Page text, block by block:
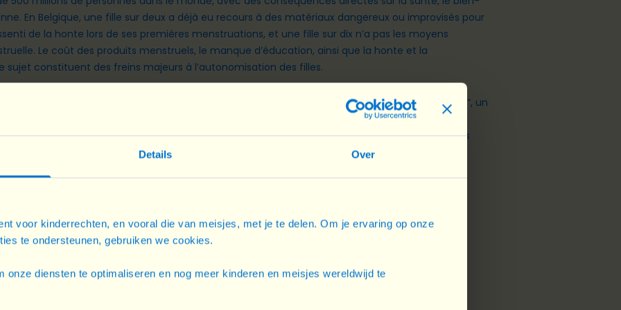
Details Over
voor kinderrechten, en vooral die van meisjes, met je te delen. Om je ervaring op onze
te ondersteunen, gebruiken we cookies.
onze diensten te optimaliseren en nog meer kinderen en meisjes wereldwijd te
En Belgique, une fille sur deux a déjà eu recours à des matériaux dangereux ou improvisés pour
de la honte lors de ses premières menstruations, et une fille sur dix n’a pas les moyens
Le coût des produits menstruels, le manque d’éducation, ainsi que la honte et la
constituent des freins majeurs à l’autonomisation des filles.
la menstruation sur la vie des filles et des femmes dans notre “Essentiel de l’égalité de genre”, un
éclairer les enjeux liés aux droits des filles à travers le monde. Chaque guide aborde des
filles, le mariage des enfants ou le leadership, afin d’outiller les pairs, les défenseur·e·s et les
durable.